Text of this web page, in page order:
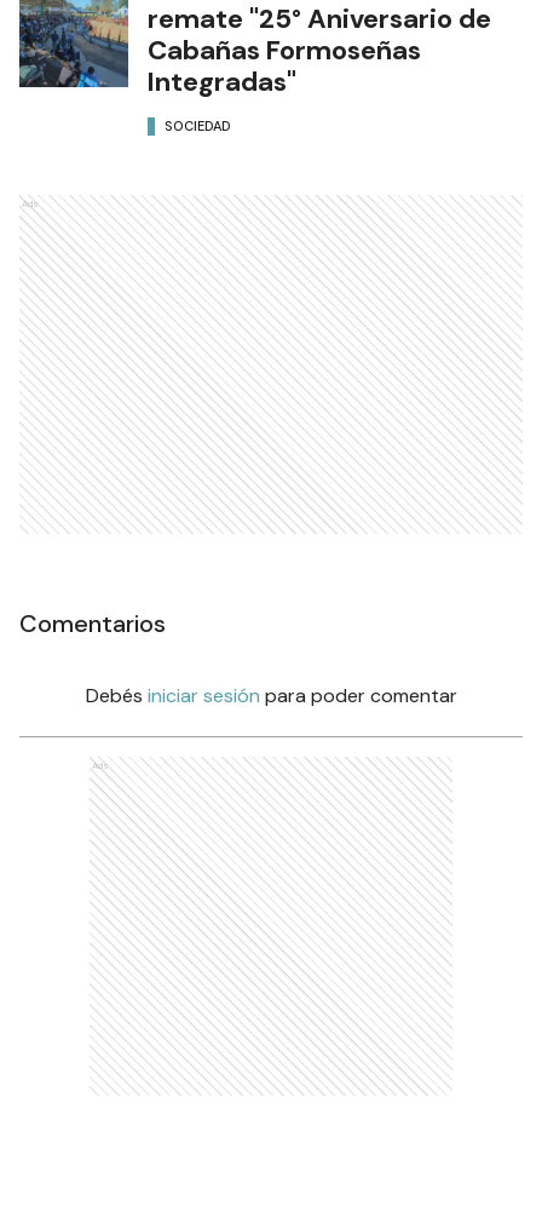
remate "25° Aniversario de
Cabañas Formoseñas
Integradas"
SOCIEDAD
Ads
Comentarios
Debés iniciar sesión para poder comentar
Ads